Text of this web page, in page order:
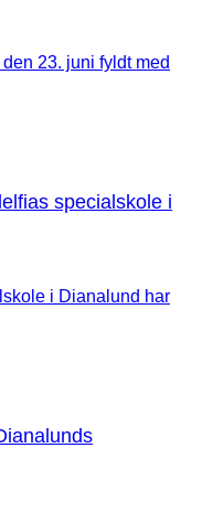
23. juni fyldt med
specialskole i
i Dianalund har